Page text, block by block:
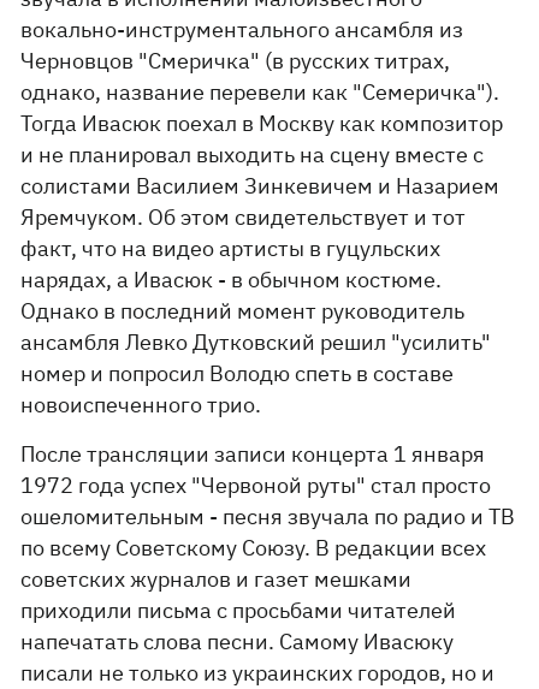
вокально-инструментального ансамбля из
Черновцов "Смеричка" (в русских титрах,
однако, название перевели как "Семеричка").
Тогда Ивасюк поехал в Москву как композитор
и не планировал выходить на сцену вместе с
солистами Василием Зинкевичем и Назарием
Яремчуком. Об этом свидетельствует и тот
факт, что на видео артисты в гуцульских
нарядах, а Ивасюк - в обычном костюме.
Однако в последний момент руководитель
ансамбля Левко Дутковский решил "усилить"
номер и попросил Володю спеть в составе
новоиспеченного трио.
После трансляции записи концерта 1 января
1972 года успех "Червоной руты" стал просто
ошеломительным - песня звучала по радио и ТВ
по всему Советскому Союзу. В редакции всех
советских журналов и газет мешками
приходили письма с просьбами читателей
напечатать слова песни. Самому Ивасюку
писали не только из украинских городов, но и